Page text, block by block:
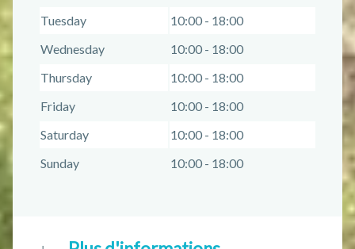
Tuesday
10:00 - 18:00
Wednesday
10:00 - 18:00
Thursday
10:00 - 18:00
Friday
10:00 - 18:00
Saturday
10:00 - 18:00
Sunday
10:00 - 18:00